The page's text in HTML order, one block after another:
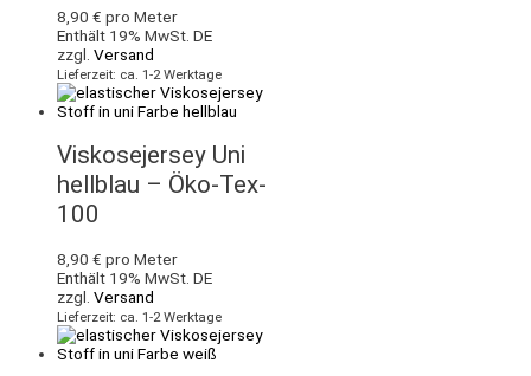
8,90 € pro Meter
Enthält 19% MwSt. DE
zzgl. Versand
Lieferzeit: ca. 1-2 Werktage
Viskosejersey Uni
hellblau – Öko-Tex-
100
8,90 € pro Meter
Enthält 19% MwSt. DE
zzgl. Versand
Lieferzeit: ca. 1-2 Werktage